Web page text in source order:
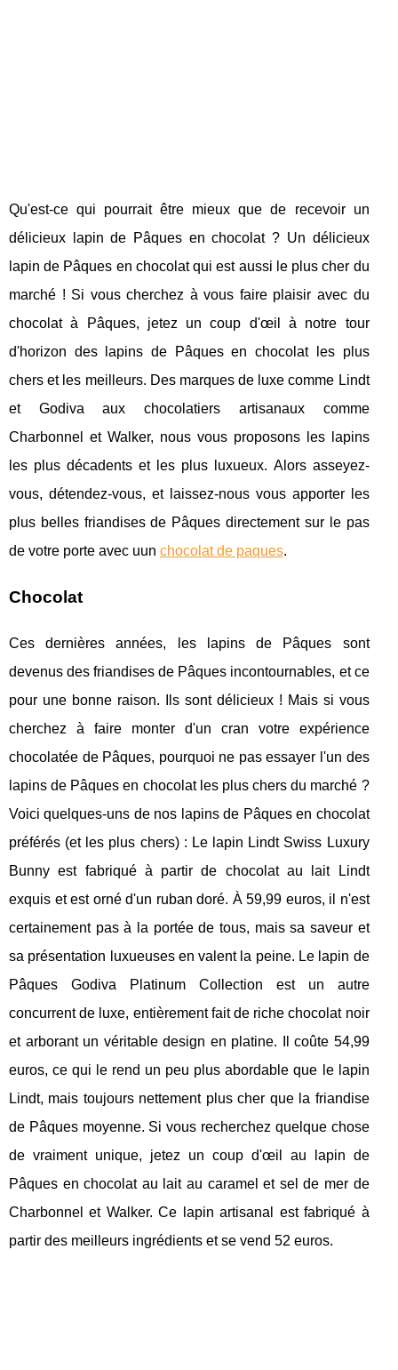
Qu'est-ce qui pourrait être mieux que de recevoir un
délicieux lapin de Pâques en chocolat ? Un délicieux
lapin de Pâques en chocolat qui est aussi le plus cher du
marché ! Si vous cherchez à vous faire plaisir avec du
chocolat à Pâques, jetez un coup d'œil à notre tour
d'horizon des lapins de Pâques en chocolat les plus
chers et les meilleurs. Des marques de luxe comme Lindt
et Godiva aux chocolatiers artisanaux comme
Charbonnel et Walker, nous vous proposons les lapins
les plus décadents et les plus luxueux. Alors asseyez-
vous, détendez-vous, et laissez-nous vous apporter les
plus belles friandises de Pâques directement sur le pas
de votre porte avec uun chocolat de paques.
Chocolat
Ces dernières années, les lapins de Pâques sont
devenus des friandises de Pâques incontournables, et ce
pour une bonne raison. Ils sont délicieux ! Mais si vous
cherchez à faire monter d'un cran votre expérience
chocolatée de Pâques, pourquoi ne pas essayer l'un des
lapins de Pâques en chocolat les plus chers du marché ?
Voici quelques-uns de nos lapins de Pâques en chocolat
préférés (et les plus chers) : Le lapin Lindt Swiss Luxury
Bunny est fabriqué à partir de chocolat au lait Lindt
exquis et est orné d'un ruban doré. À 59,99 euros, il n'est
certainement pas à la portée de tous, mais sa saveur et
sa présentation luxueuses en valent la peine. Le lapin de
Pâques Godiva Platinum Collection est un autre
concurrent de luxe, entièrement fait de riche chocolat noir
et arborant un véritable design en platine. Il coûte 54,99
euros, ce qui le rend un peu plus abordable que le lapin
Lindt, mais toujours nettement plus cher que la friandise
de Pâques moyenne. Si vous recherchez quelque chose
de vraiment unique, jetez un coup d'œil au lapin de
Pâques en chocolat au lait au caramel et sel de mer de
Charbonnel et Walker. Ce lapin artisanal est fabriqué à
partir des meilleurs ingrédients et se vend 52 euros.